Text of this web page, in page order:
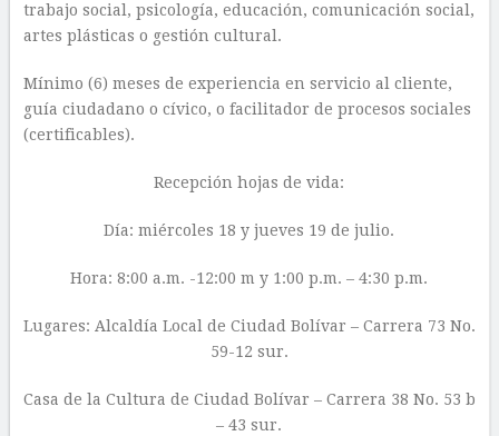
trabajo social, psicología, educación, comunicación social,
artes plásticas o gestión cultural.
Mínimo (6) meses de experiencia en servicio al cliente,
guía ciudadano o cívico, o facilitador de procesos sociales
(certificables).
Recepción hojas de vida:
Día: miércoles 18 y jueves 19 de julio.
Hora: 8:00 a.m. -12:00 m y 1:00 p.m. – 4:30 p.m.
Lugares: Alcaldía Local de Ciudad Bolívar – Carrera 73 No.
59-12 sur.
Casa de la Cultura de Ciudad Bolívar – Carrera 38 No. 53 b
– 43 sur.